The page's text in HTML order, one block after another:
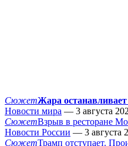
СюжетЖара
Новости мира — 3 августа
СюжетВзрыв в ресторане
Новости России — 3 августа
СюжетТрамп отступает.